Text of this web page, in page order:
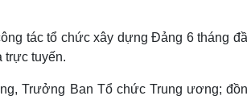
Vì
Nghệ sĩ
Tư
tác tổ chức xây dựng Đảng 6 tháng
trực tuyến.
Trưởng Ban Tổ chức Trung ương;